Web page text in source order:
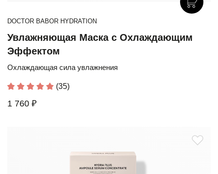
DOCTOR BABOR HYDRATION
Увлажняющая Маска с Охлаждающим
Эффектом
Охлаждающая сила увлажнения
(35)
1 760 ₽